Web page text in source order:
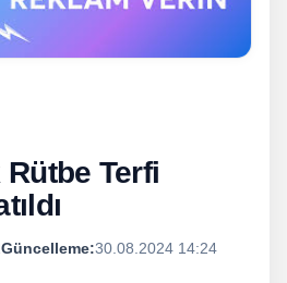
Terfi
Güncelleme:30.08.2024 14:24